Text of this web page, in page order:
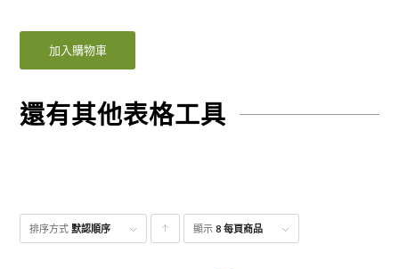
加入購物車
還有其他表格工具
排序方式默認順序 點
顯示8 每頁商品